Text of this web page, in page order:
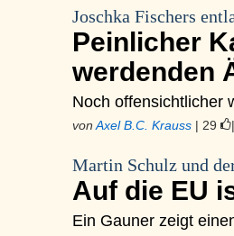
Joschka Fischers
Peinlicher
werdenden
Noch offensichtlicher
von Axel B.C. Krauss | 29
Martin Schulz und
Auf die EU
Ein Gauner zeigt